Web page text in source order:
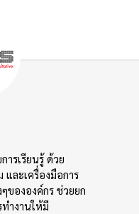
รเรียนรู้ ด้วย
และเครื่องมือการ
ขององค์กร ช่วยยก
ำงานให้มี